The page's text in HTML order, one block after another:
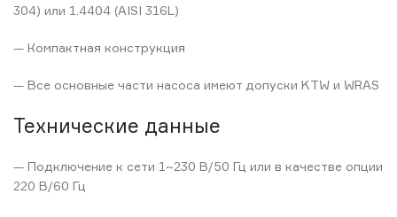
304) или 1.4404 (AISI 316L)
— Компактная конструкция
— Все основные части насоса имеют допуски KTW и WRAS
Технические данные
— Подключение к сети 1~230 В/50 Гц или в качестве опции
220 В/60 Гц